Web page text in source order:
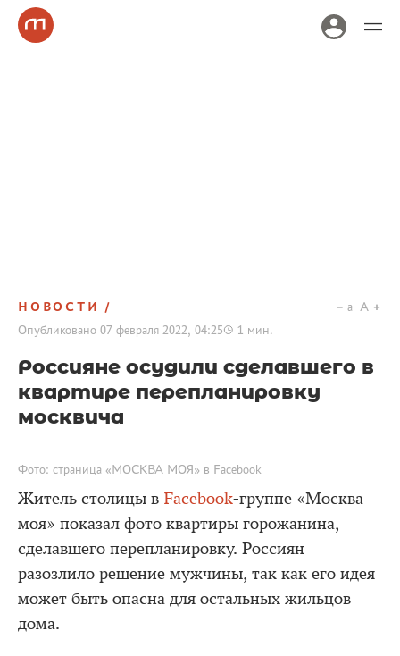
НОВОСТИ
Опубликовано 07 февраля 2022, 04:25 1 мин.
a A
Россияне осудили сделавшего в
квартире перепланировку
москвича
Фото: страница «МОСКВА МОЯ» в Facebook
Житель столицы в Facebook-группе «Москва
моя» показал фото квартиры горожанина,
сделавшего перепланировку. Россиян
разозлило решение мужчины, так как его идея
может быть опасна для остальных жильцов
дома.